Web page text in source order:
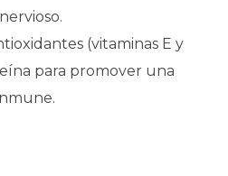
(vitaminas E y
para promover una